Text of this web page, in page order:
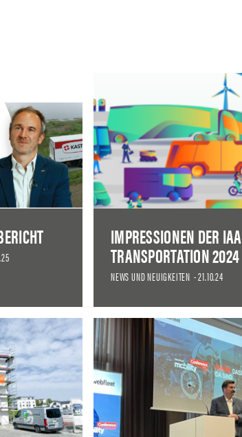
IMPRESSIONEN DER IAA
TRANSPORTATION 2024
NEWS UND NEUIGKEITEN -21.10.24